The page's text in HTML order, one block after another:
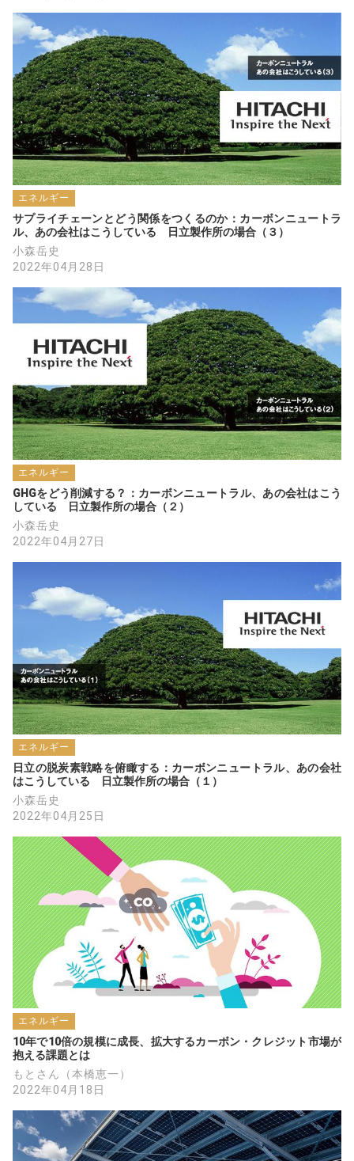
活意識・労働様式にも役立つと思う。
脱炭素100％の物語は、環境意識ではな
く、エネルギー経済安全保障であり、国民の
豊かな生活維持です。子供の環境意識を育む
「おままごと」は否定しないが、社会的には
経済合理的な生産活動が必須である。
なお太陽光発電コストについて、7月５日
の朝日新聞オピニオン欄の経済部 長崎潤一郎
記者の「脱炭素社会 険しい道」、「再エネ
に課題（～難問）／家庭・企業に負担も」の
（経営）部の脱炭素・Energy Shift記者とし
て、今の再エネの経済的実力と経済的容易な
方策を、経産省の悲観的プロパガンダではな
く自分の頭で検討した上で、「脱炭素社会
豊かな道」、「再エネに有望／家庭・企業に
利益も」と改めるべきだ】と意見したいと考
え、
私自作の県下個人最大規模太陽光のFIT価
格32円の非農地旧柿畑（パネル1011kW、建
設単価（消費税込み）26万円／kW、過積載
131％）と、18円の営農型（パネル734kW、
建設単価（消費税込み）12万円／kW、過積載
159％；これはソーラーシェアリングではな
いが下部農地では食料里芋耕作中）の平均発
電コストを、建設費・金利、維持費、租税、
① FIT 32円物件；運転期間17年（法定寿命）
で16.9円／kWh、30年で11.4円／kWh。
② FIT 18円物件；運転期間17年（法定寿命）
で8.6円／kWh、30年で6.1円／kWh。
なお、②で自作高価要因と消費税還付を考慮
すると実質は、17年で7.7円／kWh、30年で
5.5円／kWh
また、過剰発電量廃棄で蓄電池付き12億kW太
陽光のコストと電力網増強不要の論は先日投
稿済み
エネルギー
サプライチェーンとどう関係をつくるのか：カーボンニュートラ
ル、あの会社はこうしている　日立製作所の場合（３）
小森岳史
2022年04月28日
エネルギー
GHGをどう削減する？：カーボンニュートラル、あの会社はこう
している　日立製作所の場合（２）
小森岳史
2022年04月27日
エネルギー
日立の脱炭素戦略を俯瞰する：カーボンニュートラル、あの会社
はこうしている　日立製作所の場合（１）
小森岳史
2022年04月25日
エネルギー
10年で10倍の規模に成長、拡大するカーボン・クレジット市場が
抱える課題とは
もとさん（本橋恵一）
2022年04月18日